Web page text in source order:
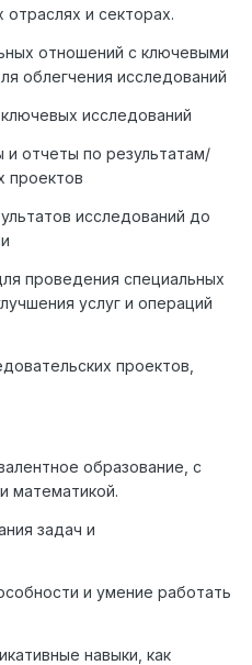
и секторах.
отношений с ключевыми
облегчения исследований
ключевых исследований
и отчеты по результатам/
проектов
исследований до
проведения специальных
услуг и операций
проектов,
образование, с
математикой.
задач и
и умение работать
навыки, как